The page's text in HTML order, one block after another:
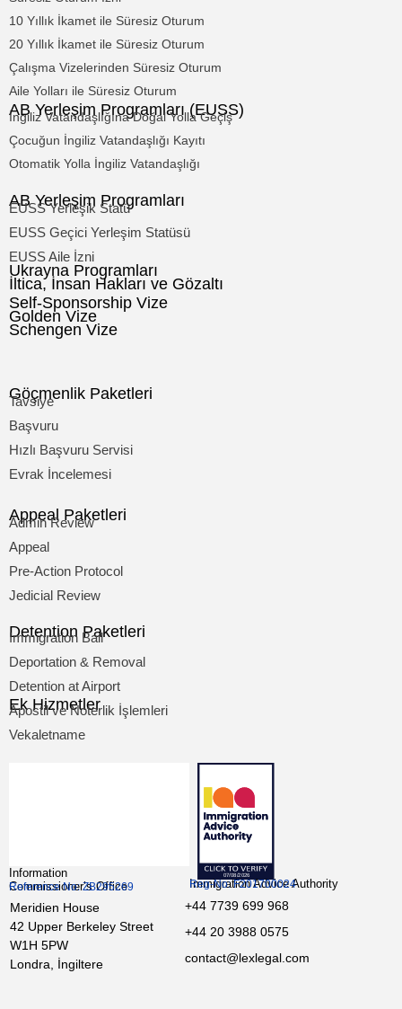
10 Yıllık İkamet ile Süresiz Oturum
20 Yıllık İkamet ile Süresiz Oturum
Çalışma Vizelerinden Süresiz Oturum
Aile Yolları ile Süresiz Oturum
AB Yerleşim Programları (EUSS)
İngiliz Vatandaşlığına Doğal Yolla Geçiş
Çocuğun İngiliz Vatandaşlığı Kayıtı
Otomatik Yolla İngiliz Vatandaşlığı
AB Yerleşim Programları
EUSS Yerleşik Statü
EUSS Geçici Yerleşim Statüsü
EUSS Aile İzni
Ukrayna Programları
İltica, İnsan Hakları ve Gözaltı
Self-Sponsorship Vize
Golden Vize
Schengen Vize
Göçmenlik Paketleri
Tavsiye
Başvuru
Hızlı Başvuru Servisi
Evrak İncelemesi
Appeal Paketleri
Admin Review
Appeal
Pre-Action Protocol
Jedicial Review
Detention Paketleri
Immigration Bail
Deportation & Removal
Detention at Airport
Ek Hizmetler
Apostil ve Noterlik İşlemleri
Vekaletname
Information
Commissioner’s Office
Reference No: ZB295269 Immigration Advice Authority
Reg-No: F201700024
Meridien House
42 Upper Berkeley Street
W1H 5PW
Londra, İngiltere
+44 7739 699 968
+44 20 3988 0575
contact@lexlegal.com